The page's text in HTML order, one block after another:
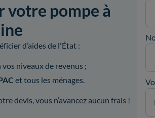
votre pompe à
d’aides de l'État :
vos niveaux de revenus ;
et tous les ménages.
devis, vous n’avancez aucun frais !